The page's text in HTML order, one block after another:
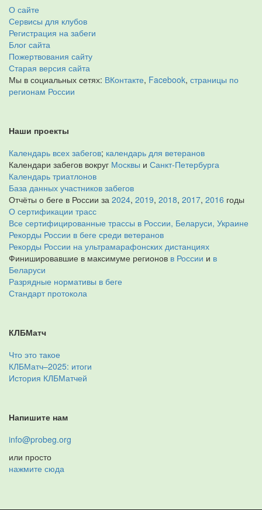
О сайте
Сервисы для клубов
Регистрация на забеги
Блог сайта
Пожертвования сайту
Старая версия сайта
Мы в социальных сетях: ВКонтакте, Facebook, страницы по
регионам России
Наши проекты
Календарь всех забегов; календарь для ветеранов
Календари забегов вокруг Москвы и Санкт-Петербурга
Календарь триатлонов
База данных участников забегов
Отчёты о беге в России за 2024, 2019, 2018, 2017, 2016 годы
О сертификации трасс
Все сертифицированные трассы в России, Беларуси, Украине
Рекорды России в беге среди ветеранов
Рекорды России на ультрамарафонских дистанциях
Финишировавшие в максимуме регионов в России и в
Беларуси
Разрядные нормативы в беге
Стандарт протокола
КЛБМатч
Что это такое
КЛБМатч–2025: итоги
История КЛБМатчей
Напишите нам
info@probeg.org
или просто
нажмите сюда